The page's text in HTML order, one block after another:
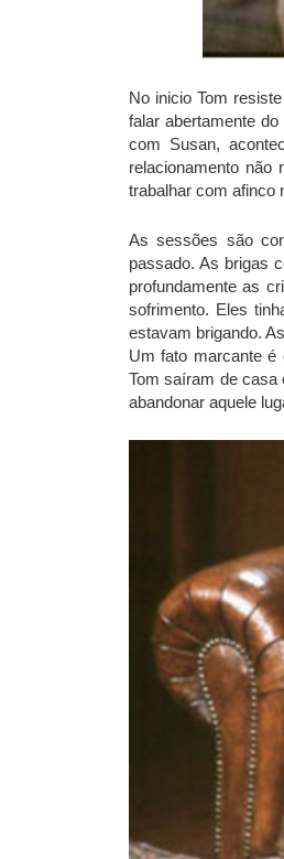
No inicio Tom
falar abertamente
com Susan,
relacionamento não
trabalhar com afinco
As sessões são
passado. As brigas
profundamente as
sofrimento. Eles
estavam brigando.
Um fato marcante é
Tom saíram de casa
abandonar aquele